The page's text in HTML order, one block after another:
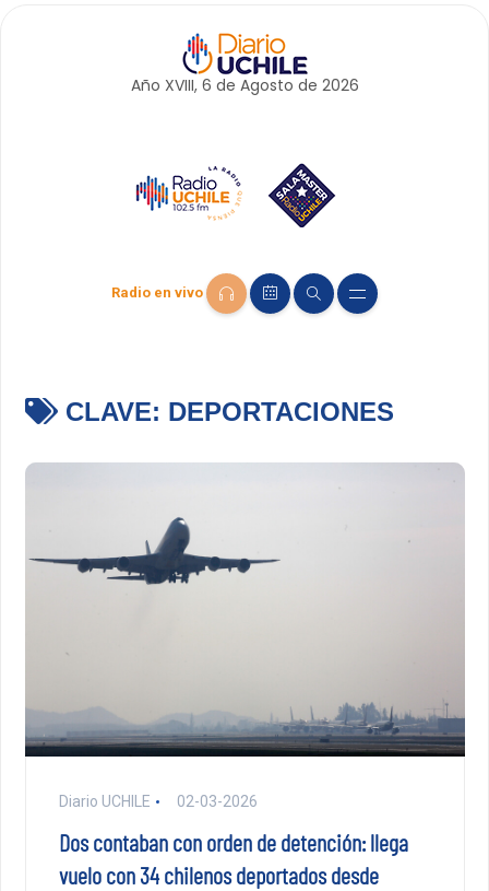
Año XVIII, 6 de Agosto de 2026
Radio en vivo
CLAVE: DEPORTACIONES
Diario UCHILE 02-03-2026
Dos contaban con orden de detención: llega
vuelo con 34 chilenos deportados desde